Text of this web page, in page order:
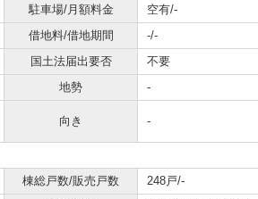
駐車場/月額料金
空有/-
借地料/借地期間
-/-
国土法届出要否
不要
地勢 -
向き -
棟総戸数/販売戸数
248戸/-